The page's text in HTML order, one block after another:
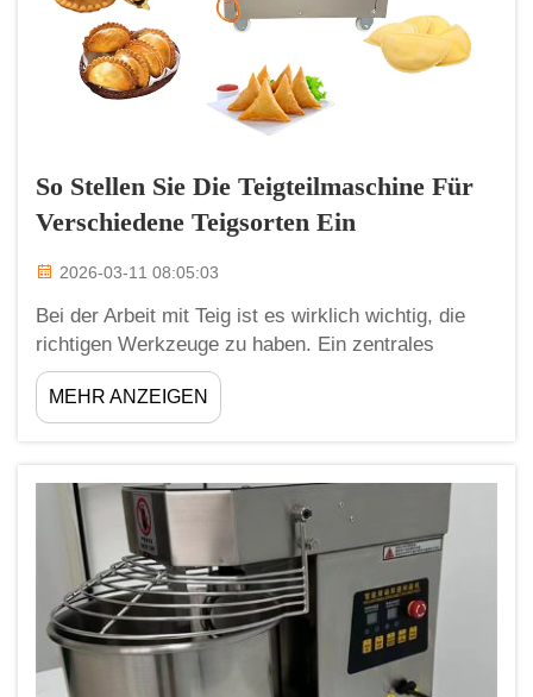
So Stellen Sie Die Teigteilmaschine Für
Verschiedene Teigsorten Ein
2026-03-11 08:05:03
Bei der Arbeit mit Teig ist es wirklich wichtig, die
richtigen Werkzeuge zu haben. Ein zentrales
Werkzeug sind Teigteilmaschinen. Diese
Maschinen helfen Bäckern und Fabriken dabei,
große Mengen Teig in kleinere, leichter
Maschine einstellen können...
MEHR ANZEIGEN